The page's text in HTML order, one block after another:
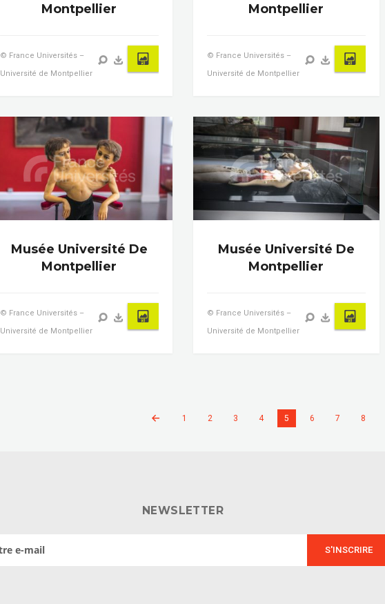
Montpellier
© France Universités –
Université de Montpellier
Montpellier
© France Universités –
Université de Montpellier
Musée Université De
Montpellier
© France Universités –
Université de Montpellier
Musée Université De
Montpellier
© France Universités –
Université de Montpellier
1 2 3 4 5 6 7 8
NEWSLETTER